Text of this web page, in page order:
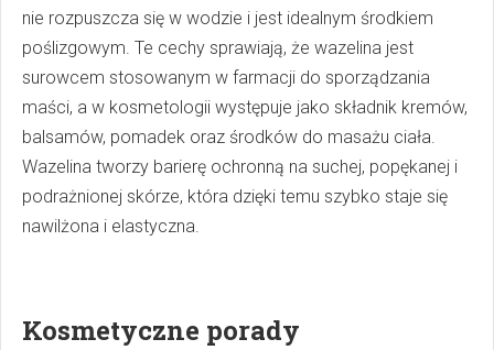
nie rozpuszcza się w wodzie i jest idealnym środkiem
poślizgowym. Te cechy sprawiają, że wazelina jest
surowcem stosowanym w farmacji do sporządzania
maści, a w kosmetologii występuje jako składnik kremów,
balsamów, pomadek oraz środków do masażu ciała.
Wazelina tworzy barierę ochronną na suchej, popękanej i
podrażnionej skórze, która dzięki temu szybko staje się
nawilżona i elastyczna.
Kosmetyczne porady